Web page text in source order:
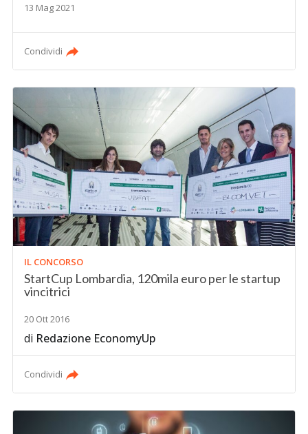
13 Mag 2021
Condividi
IL CONCORSO
StartCup Lombardia, 120mila euro per le startup
vincitrici
20 Ott 2016
di Redazione EconomyUp
Condividi